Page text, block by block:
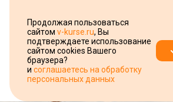
Продолжая пользоваться
сайтом v-kurse.ru, Вы
подтверждаете использование
сайтом cookies Вашего
браузера?
и соглашаетесь на обработку
персональных данных